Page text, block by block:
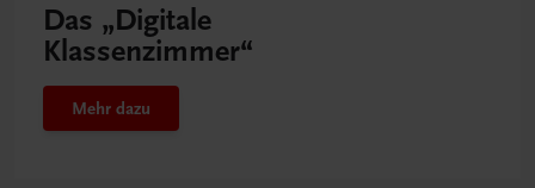
Das „Digitale
Klassenzimmer“
Mehr dazu